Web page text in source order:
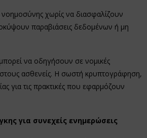
χωρίς να διασφαλίζουν
παραβιάσεις δεδομένων ή μη
να οδηγήσουν σε νομικές
ασθενείς. Η σωστή κρυπτογράφηση,
για τις πρακτικές που εφαρμόζουν
για συνεχείς ενημερώσεις